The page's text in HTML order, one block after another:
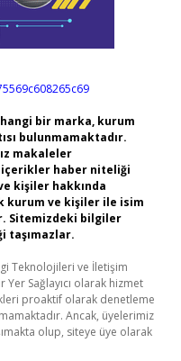
bir marka, kurum
bulunmamaktadır.
makaleler
içerikler haber niteliği
kişiler hakkında
kurum ve kişiler ile isim
Sitemizdeki bilgiler
taşımazlar.
Teknolojileri ve İletişim
Yer Sağlayıcı olarak hizmet
proaktif olarak denetleme
Ancak, üyelerimiz
olup, siteye üye olarak